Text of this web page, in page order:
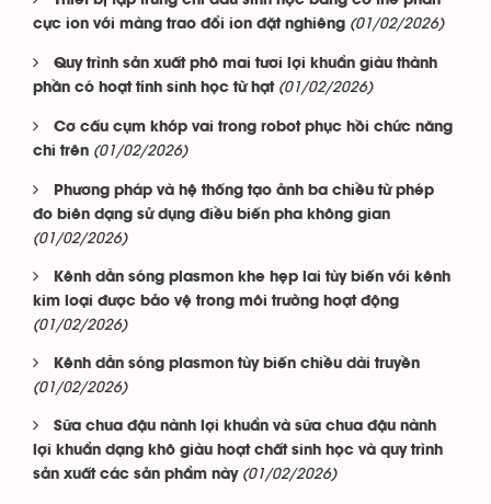
cực ion với màng trao đổi ion đặt nghiêng (01/02/2026)
Quy trình sản xuất phô mai tươi lợi khuẩn giàu thành
phần có hoạt tính sinh học từ hạt (01/02/2026)
Cơ cấu cụm khớp vai trong robot phục hồi chức năng
chi trên (01/02/2026)
Phương pháp và hệ thống tạo ảnh ba chiều từ phép
đo biên dạng sử dụng điều biến pha không gian
(01/02/2026)
Kênh dẫn sóng plasmon khe hẹp lai tùy biến với kênh
kim loại được bảo vệ trong môi trường hoạt động
(01/02/2026)
Kênh dẫn sóng plasmon tùy biến chiều dài truyền
(01/02/2026)
Sữa chua đậu nành lợi khuẩn và sữa chua đậu nành
lợi khuẩn dạng khô giàu hoạt chất sinh học và quy trình
sản xuất các sản phẩm này (01/02/2026)